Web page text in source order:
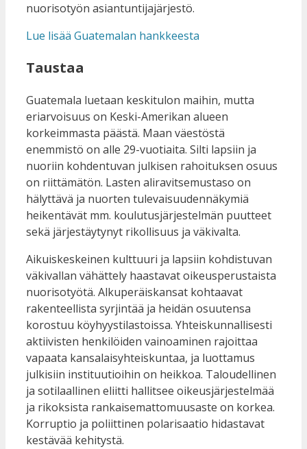
nuorisotyön asiantuntijajärjestö.
Lue lisää Guatemalan hankkeesta
Taustaa
Guatemala luetaan keskitulon maihin, mutta
eriarvoisuus on Keski-Amerikan alueen
korkeimmasta päästä. Maan väestöstä
enemmistö on alle 29-vuotiaita. Silti lapsiin ja
nuoriin kohdentuvan julkisen rahoituksen osuus
on riittämätön. Lasten aliravitsemustaso on
hälyttävä ja nuorten tulevaisuudennäkymiä
heikentävät mm. koulutusjärjestelmän puutteet
sekä järjestäytynyt rikollisuus ja väkivalta.
Aikuiskeskeinen kulttuuri ja lapsiin kohdistuvan
väkivallan vähättely haastavat oikeusperustaista
nuorisotyötä. Alkuperäiskansat kohtaavat
rakenteellista syrjintää ja heidän osuutensa
korostuu köyhyystilastoissa. Yhteiskunnallisesti
aktiivisten henkilöiden vainoaminen rajoittaa
vapaata kansalaisyhteiskuntaa, ja luottamus
julkisiin instituutioihin on heikkoa. Taloudellinen
ja sotilaallinen eliitti hallitsee oikeusjärjestelmää
ja rikoksista rankaisemattomuusaste on korkea.
Korruptio ja poliittinen polarisaatio hidastavat
kestävää kehitystä.